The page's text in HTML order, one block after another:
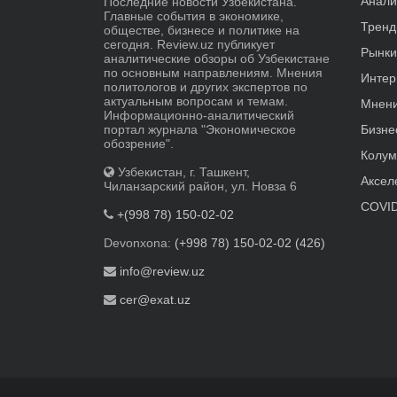
Главные события в экономике,
обществе, бизнесе и политике на
сегодня. Review.uz публикует
аналитические обзоры об Узбекистане
по основным направлениям. Мнения
политологов и других экспертов по
актуальным вопросам и темам.
Информационно-аналитический
портал журнала "Экономическое
обозрение".
Узбекистан, г. Ташкент,
Чиланзарский район, ул. Новза 6
+(998 78) 150-02-02
Devonxona: (+998 78) 150-02-02 (426)
info@review.uz
cer@exat.uz
Рынки